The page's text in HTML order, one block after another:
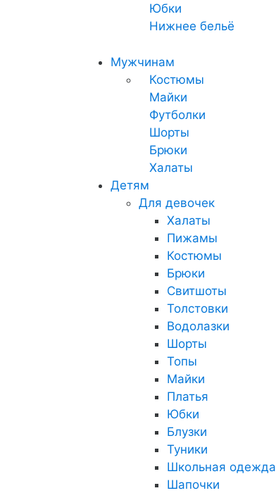
Юбки
Нижнее бельё
Мужчинам
Костюмы
Майки
Футболки
Шорты
Брюки
Халаты
Детям
Для девочек
Халаты
Пижамы
Костюмы
Брюки
Свитшоты
Толстовки
Водолазки
Шорты
Топы
Майки
Платья
Юбки
Блузки
Туники
Школьная одежда
Шапочки